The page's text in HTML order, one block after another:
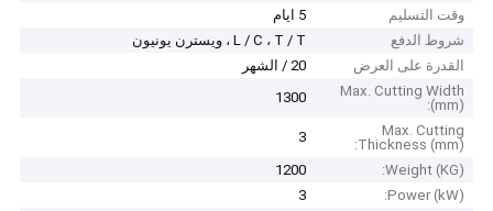
وقت التسليم
5 ايام
شروط الدفع
L / C ، T / T ، ويسترن يونيون
القدرة على العرض
20 / الشهر
Max. Cutting Width
(mm):
1300
Max. Cutting
Thickness (mm):
3
Weight (KG):
1200
Power (kW):
3